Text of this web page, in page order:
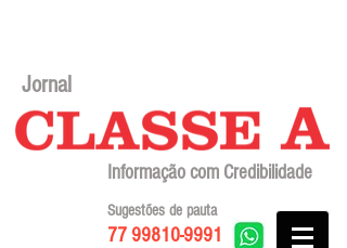
Jornal
Informação com Credibilidade
77 99810-9991
Sugestões de pauta